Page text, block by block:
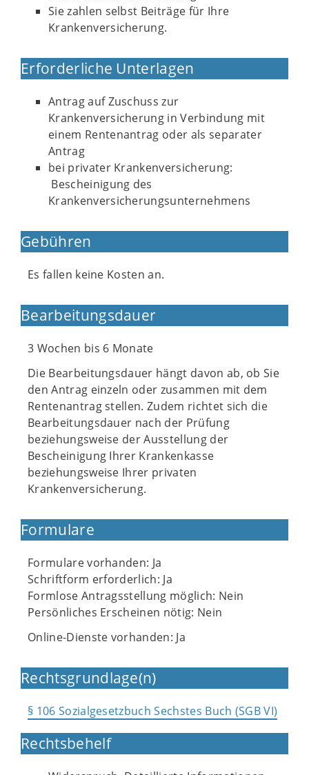
Sie zahlen selbst Beiträge für Ihre
Krankenversicherung.
Erforderliche Unterlagen
Antrag auf Zuschuss zur
Krankenversicherung in Verbindung mit
einem Rentenantrag oder als separater
Antrag
bei privater Krankenversicherung:
Bescheinigung des
Krankenversicherungsunternehmens
Gebühren
Es fallen keine Kosten an.
Bearbeitungsdauer
3 Wochen bis 6 Monate
Die Bearbeitungsdauer hängt davon ab, ob Sie
den Antrag einzeln oder zusammen mit dem
Rentenantrag stellen. Zudem richtet sich die
Bearbeitungsdauer nach der Prüfung
beziehungsweise der Ausstellung der
Bescheinigung Ihrer Krankenkasse
beziehungsweise Ihrer privaten
Krankenversicherung.
Formulare
Formulare vorhanden: Ja
Schriftform erforderlich: Ja
Formlose Antragsstellung möglich: Nein
Persönliches Erscheinen nötig: Nein
Online-Dienste vorhanden: Ja
Rechtsgrundlage(n)
§ 106 Sozialgesetzbuch Sechstes Buch (SGB VI)
Rechtsbehelf